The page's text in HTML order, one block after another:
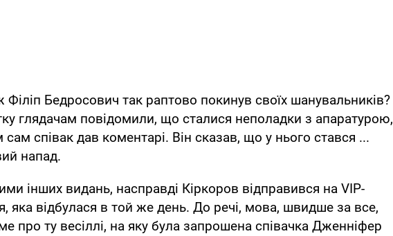
Бедросович так раптово покинув своїх шанувальників?
глядачам повідомили, що сталися неполадки з апаратурою,
сам співак дав коментарі. Він сказав, що у нього стався ...
напад.
інших видань, насправді Кіркоров відправився на VIP-
яка відбулася в той же день. До речі, мова, швидше за все,
про ту весіллі, на яку була запрошена співачка Дженніфер